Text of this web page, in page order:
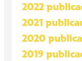
2022
2021
2020
2019